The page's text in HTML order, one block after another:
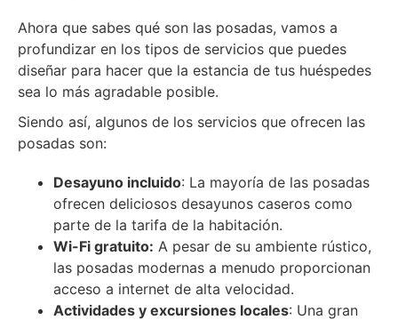
Ahora que sabes qué son las posadas, vamos a
profundizar en los tipos de servicios que puedes
diseñar para hacer que la estancia de tus huéspedes
sea lo más agradable posible.
Siendo así, algunos de los servicios que ofrecen las
posadas son:
Desayuno incluido: La mayoría de las posadas
ofrecen deliciosos desayunos caseros como
parte de la tarifa de la habitación.
Wi-Fi gratuito: A pesar de su ambiente rústico,
las posadas modernas a menudo proporcionan
acceso a internet de alta velocidad.
Actividades y excursiones locales: Una gran